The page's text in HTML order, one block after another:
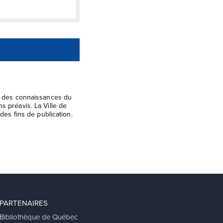
connaissances du
préavis. La Ville de
fins de publication.
PARTENAIRES
Bibliothèque de Québec